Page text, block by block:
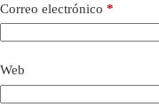
Correo electrónico *
Web